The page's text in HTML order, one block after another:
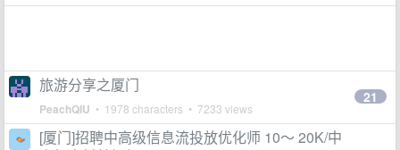
旅游分享之厦门
PeachQIU • 1978 characters • 7233 views
21
[厦门]招聘中高级信息流投放优化师 10～ 20K/中